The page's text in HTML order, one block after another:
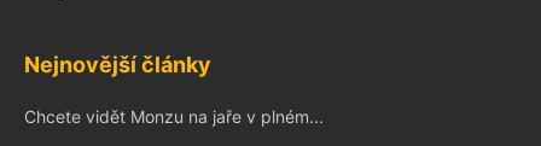
Nejnovější články
Chcete vidět Monzu na jaře v plném...